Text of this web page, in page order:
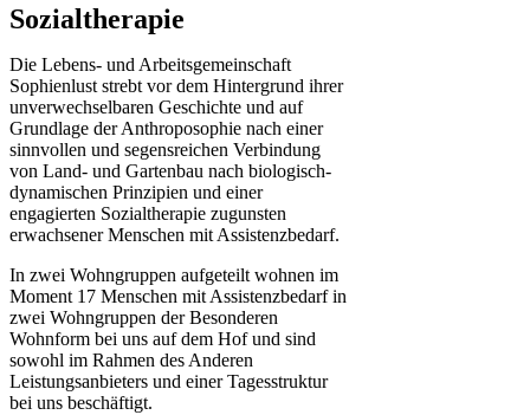
Sozialtherapie
Die Lebens- und Arbeitsgemeinschaft
Sophienlust strebt vor dem Hintergrund ihrer
unverwechselbaren Geschichte und auf
Grundlage der Anthroposophie nach einer
sinnvollen und segensreichen Verbindung
von Land- und Gartenbau nach biologisch-
dynamischen Prinzipien und einer
engagierten Sozialtherapie zugunsten
erwachsener Menschen mit Assistenzbedarf.
In zwei Wohngruppen aufgeteilt wohnen im
Moment 17 Menschen mit Assistenzbedarf in
zwei Wohngruppen der Besonderen
Wohnform bei uns auf dem Hof und sind
sowohl im Rahmen des Anderen
Leistungsanbieters und einer Tagesstruktur
bei uns beschäftigt.